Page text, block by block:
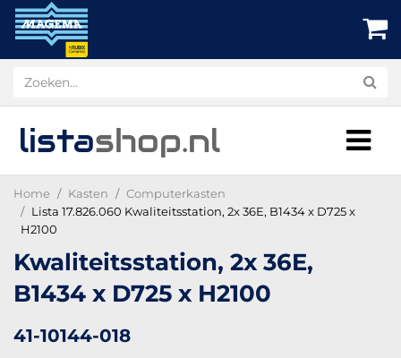
listashop.nl
Home Kasten
Computerkasten
Lista 17.826.060 Kwaliteitsstation, 2x 36E, B1434 x D725 x
H2100
Kwaliteitsstation, 2x 36E,
B1434 x D725 x H2100
41-10144-018